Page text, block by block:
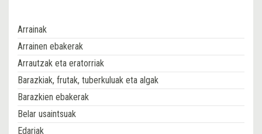
Arrainak
Arrainen ebakerak
Arrautzak eta eratorriak
Barazkiak, frutak, tuberkuluak eta algak
Barazkien ebakerak
Belar usaintsuak
Edariak